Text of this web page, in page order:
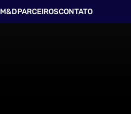
M&DPARCEIROSCONTATO